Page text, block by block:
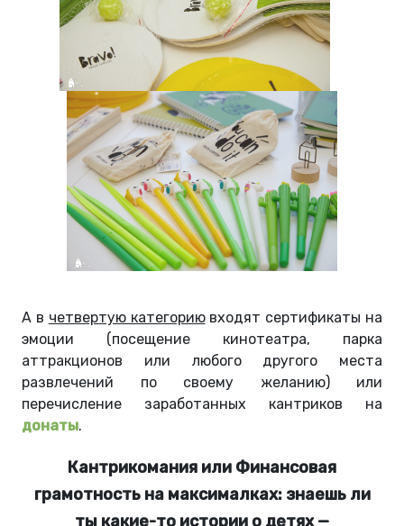
А в четвертую категориювходят сертификаты на
эмоции (посещение кинотеатра, парка
аттракционов или любого другого места
развлечений по своему желанию) или
перечисление заработанных кантриков на
донаты.
Кантрикомания или Финансовая
грамотность на максималках: знаешь ли
ты какие-то истории о детях —